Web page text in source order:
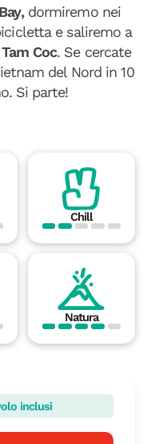
dormiremo nei
e saliremo a
Tam Coc. Se cercate
del Nord in 10
Si parte!
Chill
Natura
inclusi